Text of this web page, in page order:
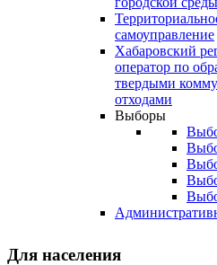
самоуправление
Хабаровский
оператор по
твердыми
отходами
Выборы
Для населения